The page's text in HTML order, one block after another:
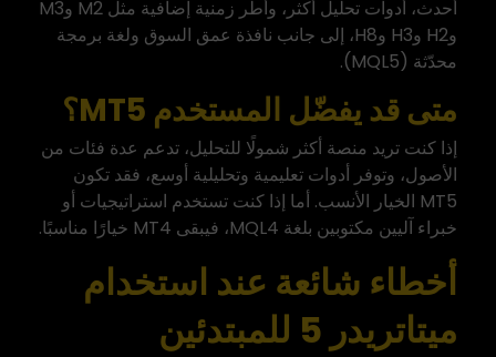
أحدث، أدوات تحليل أكثر، وأطر زمنية إضافية مثل M2 وM3
وH2 وH3 وH8، إلى جانب نافذة عمق السوق ولغة برمجة
محدّثة (MQL5).
متى قد يفضّل المستخدم MT5؟
إذا كنت تريد منصة أكثر شمولًا للتحليل، تدعم عدة فئات من
الأصول، وتوفر أدوات تعليمية وتحليلية أوسع، فقد تكون
MT5 الخيار الأنسب. أما إذا كنت تستخدم استراتيجيات أو
خبراء آليين مكتوبين بلغة MQL4، فيبقى MT4 خيارًا مناسبًا.
أخطاء شائعة عند استخدام
ميتاتريدر 5 للمبتدئين